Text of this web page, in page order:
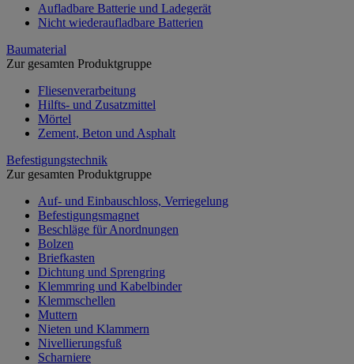
Aufladbare Batterie und Ladegerät
Nicht wiederaufladbare Batterien
Baumaterial
Zur gesamten Produktgruppe
Fliesenverarbeitung
Hilfts- und Zusatzmittel
Mörtel
Zement, Beton und Asphalt
Befestigungstechnik
Zur gesamten Produktgruppe
Auf- und Einbauschloss, Verriegelung
Befestigungsmagnet
Beschläge für Anordnungen
Bolzen
Briefkasten
Dichtung und Sprengring
Klemmring und Kabelbinder
Klemmschellen
Muttern
Nieten und Klammern
Nivellierungsfuß
Scharniere